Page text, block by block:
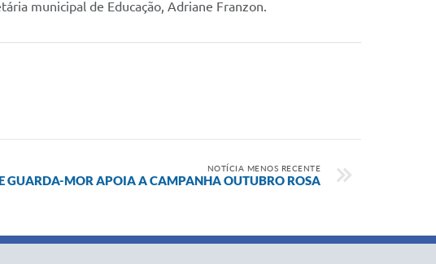
municipal de Educação, Adriane Franzon.
NOTÍCIA MENOS RECENTE
GUARDA-MOR APOIA A CAMPANHA OUTUBRO ROSA